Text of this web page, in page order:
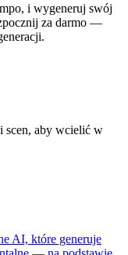
i wygeneruj swój
za darmo —
scen, aby wcielić w
AI, które generuje